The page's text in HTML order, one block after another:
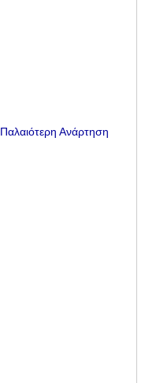
Παλαιότερη Ανάρτηση